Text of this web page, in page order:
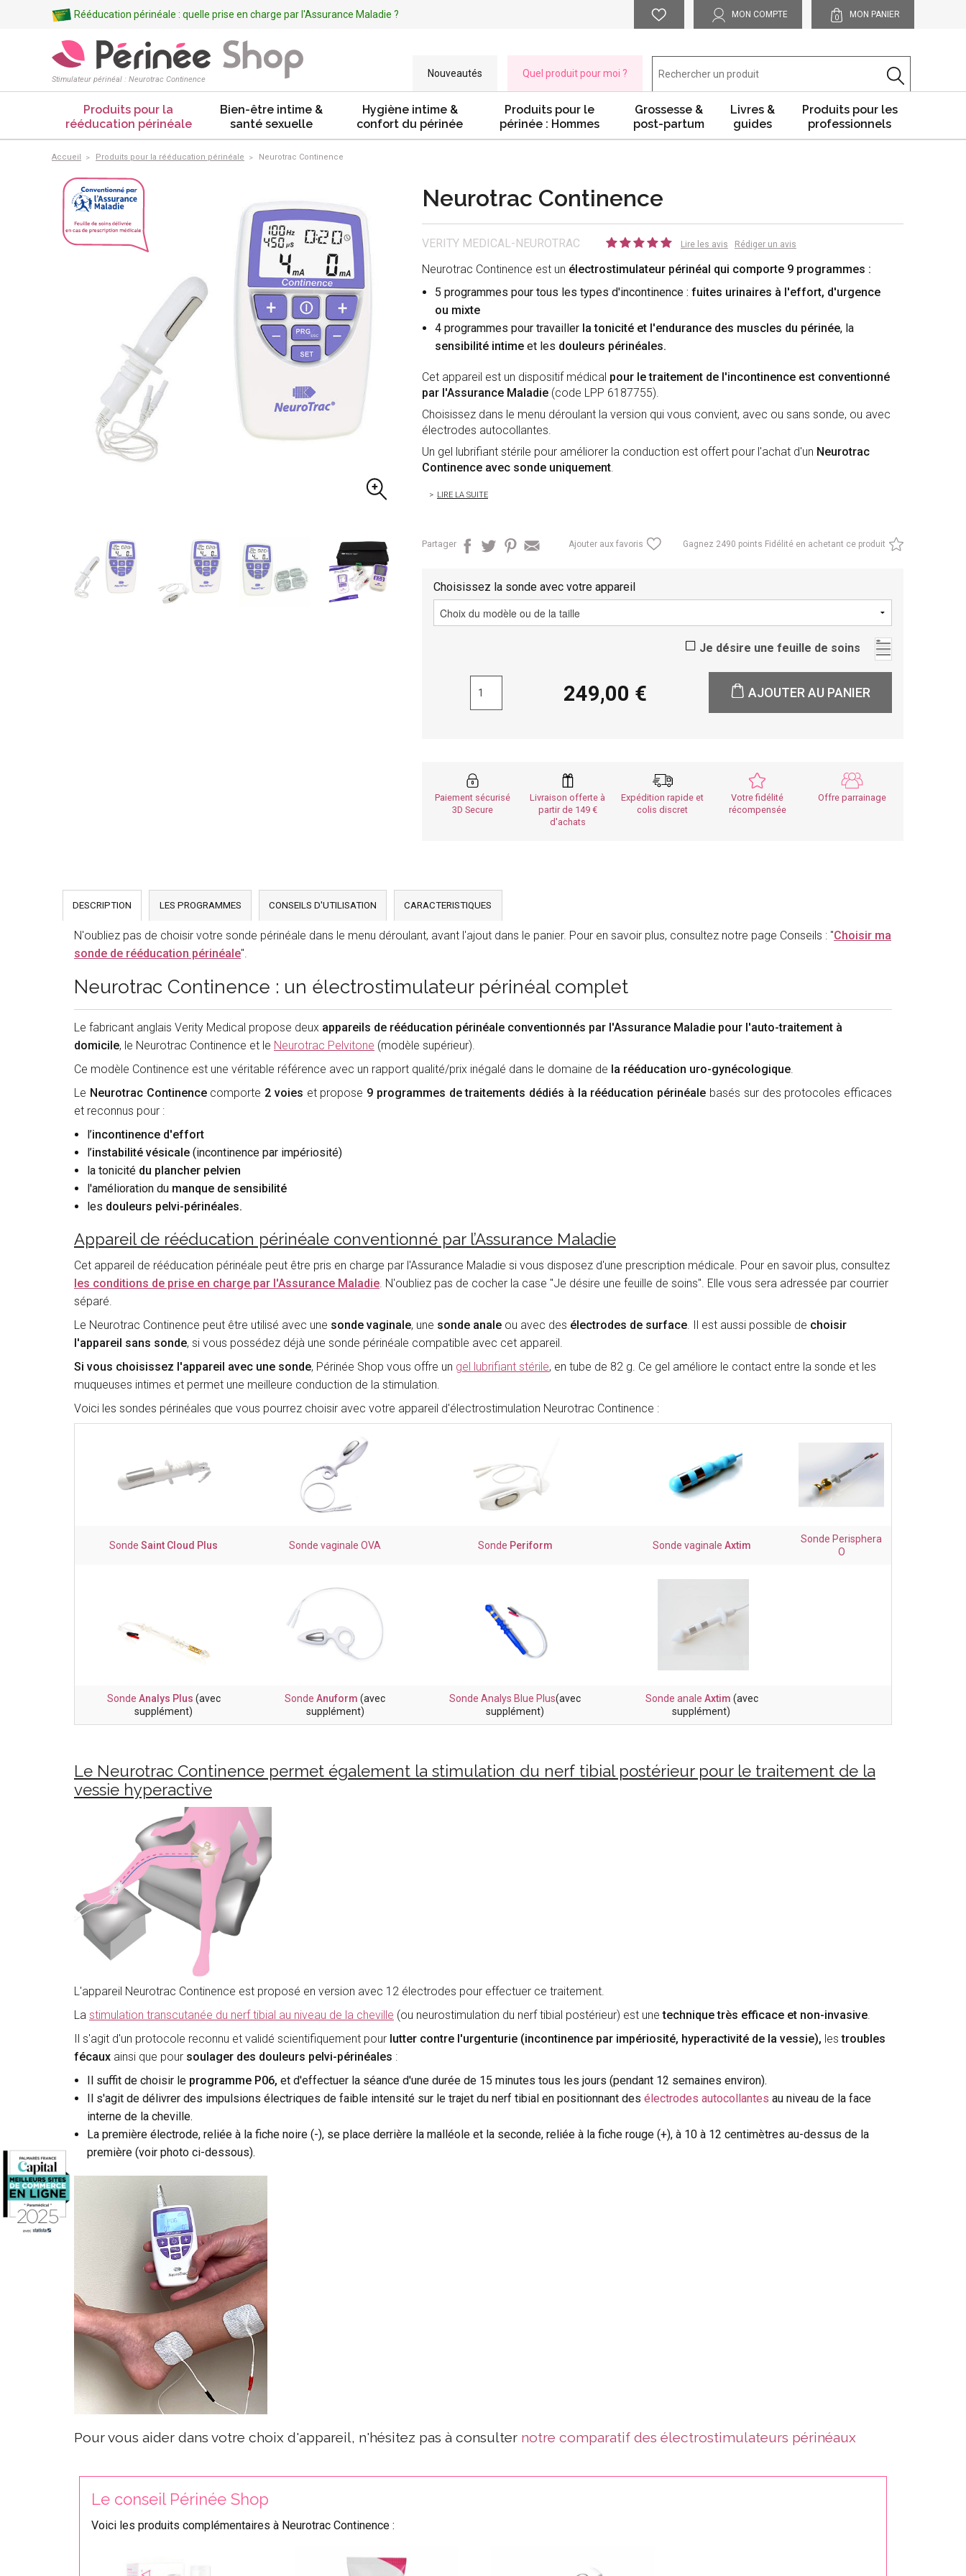
Rééducation périnéale : quelle prise en charge par l'Assurance Maladie ? MON COMPTE 0 MON PANIER
Stimulateur périnéal : Neurotrac Continence
Nouveautés Quel produit pour moi ?
Produits pour la
rééducation périnéale
Bien-être intime &
santé sexuelle
Hygiène intime &
confort du périnée
Produits pour le
périnée : Hommes
Grossesse &
post-partum
Livres &
guides
Produits pour les
professionnels
Accueil Produits pour la rééducation périnéale Neurotrac Continence
Neurotrac Continence
VERITY MEDICAL-NEUROTRAC Lire les avis Rédiger un avis
Neurotrac Continence est un électrostimulateur périnéal qui comporte 9 programmes :
5 programmes pour tous les types d'incontinence : fuites urinaires à l'effort, d'urgence
ou mixte
4 programmes pour travailler la tonicité et l'endurance des muscles du périnée, la
sensibilité intimeet les douleurs périnéales.
Cet appareil est un dispositif médical pour le traitement de l'incontinence est conventionné
par l'Assurance Maladie (code LPP 6187755).
Choisissez dans le menu déroulant la version qui vous convient, avec ou sans sonde, ou avec
électrodes autocollantes.
Un gel lubrifiant stérile pour améliorer la conduction est offert pour l'achat d'un Neurotrac
Continence avec sonde uniquement.
LIRE LA SUITE
Partager Ajouter aux favoris Gagnez 2490 points Fidélité en achetant ce produit
Choisissez la sonde avec votre appareil
Je désire une feuille de soins
249,00 AJOUTER AU PANIER
Paiement sécurisé
3D Secure
Livraison offerte à
partir de 149
d'achats
Expédition rapide et
colis discret
Votre fidélité
récompensée
Offre parrainage
DESCRIPTION LES PROGRAMMES CONSEILS D'UTILISATION CARACTERISTIQUES
N'oubliez pas de choisir votre sonde périnéale dans le menu déroulant, avant l'ajout dans le panier. Pour en savoir plus, consultez notre page Conseils : "Choisir ma
sonde de rééducation périnéale".
Neurotrac Continence : un électrostimulateur périnéal complet
Le fabricant anglais Verity Medical propose deux appareils de rééducation périnéale conventionnés par l'Assurance Maladie pour l'auto-traitement à
domicile, le Neurotrac Continence et le Neurotrac Pelvitone (modèle supérieur).
Ce modèle Continence est une véritable référence avec un rapport qualité/prix inégalé dans le domaine de la rééducation uro-gynécologique.
Le Neurotrac Continencecomporte 2 voies et propose 9 programmes de traitements dédiés à la rééducation périnéale basés sur des protocoles efficaces
et reconnus pour :
l’incontinence d'effort
l’instabilité vésicale(incontinence par impériosité)
la tonicitédu plancher pelvien
l'amélioration du manque de sensibilité
les douleurs pelvi-périnéales.
Appareil de rééducation périnéale conventionné par l’Assurance Maladie
Cet appareil de rééducation périnéale peut être pris en charge par l'Assurance Maladie si vous disposez d'une prescription médicale. Pour en savoir plus, consultez
les conditions de prise en charge par l'Assurance Maladie. N'oubliez pas de cocher la case "Je désire une feuille de soins". Elle vous sera adressée par courrier
séparé.
Le Neurotrac Continence peut être utilisé avec une sonde vaginale, une sonde anale ou avec des électrodes de surface. Il est aussi possible de choisir
l'appareil sans sonde, si vous possédez déjà une sonde périnéale compatible avec cet appareil.
Si vous choisissez l'appareil avec une sonde, Périnée Shop vous offre un gel lubrifiant stérile, en tube de 82 g. Ce gel améliore le contact entre la sonde et les
muqueuses intimes et permet une meilleure conduction de la stimulation.
Voici les sondes périnéales que vous pourrez choisir avec votre appareil d'électrostimulation Neurotrac Continence :
Sonde Saint Cloud Plus Sonde vaginale OVA Sonde Periform Sonde vaginale Axtim
Sonde Perisphera
O
Sonde Analys Plus (avec
supplément)
Sonde Anuform (avec
supplément)
Sonde Analys Blue Plus(avec
supplément)
Sonde anale Axtim (avec
supplément)
Le Neurotrac Continence permet également la stimulation du nerf tibial postérieur pour le traitement de la
vessie hyperactive
L'appareil Neurotrac Continence est proposé en version avec 12 électrodes pour effectuer ce traitement.
La stimulation transcutanée du nerf tibial au niveau de la cheville (ou neurostimulation du nerf tibial postérieur) est une technique très efficace et non-invasive.
Il s'agit d'un protocole reconnu et validé scientifiquement pour lutter contre l'urgenturie (incontinence par impériosité, hyperactivité de la vessie), les troubles
fécaux ainsi que pour soulager des douleurs pelvi-périnéales :
Il suffit de choisir le programme P06, et d'effectuer la séance d'une durée de 15 minutes tous les jours (pendant 12 semaines environ).
Il s'agit de délivrer des impulsions électriques de faible intensité sur le trajet du nerf tibial en positionnant des électrodes autocollantes au niveau de la face
interne de la cheville.
La première électrode, reliée à la fiche noire (-), se place derrière la malléole et la seconde, reliée à la fiche rouge (+), à 10 à 12 centimètres au-dessus de la
première (voir photo ci-dessous).
Pour vous aider dans votre choix d'appareil, n'hésitez pas à consulter notre comparatif des électrostimulateurs périnéaux
Le conseil Périnée Shop
Voici les produits complémentaires à Neurotrac Continence :